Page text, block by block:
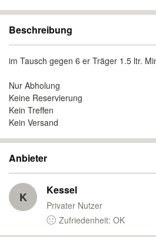
Beschreibung
im Tausch gegen 6 er Träger 1.5 ltr.
Nur Abholung
Keine Reservierung
Kein Treffen
Kein Versand
Anbieter
K Kessel
Privater Nutzer
Zufriedenheit: OK